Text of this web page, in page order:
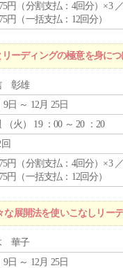
円（分割支払：4回分）×3
円（一括支払：12回分）
ーディングの極意を身につ
彰雄
9日 ～ 12月 25日
（火 ） 19 ：00 ～ 20 ：20
円（分割支払：4回分）×3
円（一括支払：12回分）
展開法を使いこなしリー
華子
9日 ～ 12月 25日